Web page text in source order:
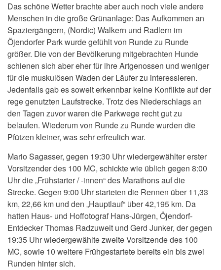
Das schöne Wetter brachte aber auch noch viele andere
Menschen in die große Grünanlage: Das Aufkommen an
Spaziergängern, (Nordic) Walkern und Radlern im
Öjendorfer Park wurde gefühlt von Runde zu Runde
größer. Die von der Bevölkerung mitgebrachten Hunde
schienen sich aber eher für ihre Artgenossen und weniger
für die muskulösen Waden der Läufer zu interessieren.
Jedenfalls gab es soweit erkennbar keine Konflikte auf der
rege genutzten Laufstrecke. Trotz des Niederschlags an
den Tagen zuvor waren die Parkwege recht gut zu
belaufen. Wiederum von Runde zu Runde wurden die
Pfützen kleiner, was sehr erfreulich war.
Mario Sagasser, gegen 19:30 Uhr wiedergewählter erster
Vorsitzender des 100 MC, schickte wie üblich gegen 8:00
Uhr die „Frühstarter / -innen“ des Marathons auf die
Strecke. Gegen 9:00 Uhr starteten die Rennen über 11,33
km, 22,66 km und den „Hauptlauf“ über 42,195 km. Da
hatten Haus- und Hoffotograf Hans-Jürgen, Öjendorf-
Entdecker Thomas Radzuweit und Gerd Junker, der gegen
19:35 Uhr wiedergewählte zweite Vorsitzende des 100
MC, sowie 10 weitere Frühgestartete bereits ein bis zwei
Runden hinter sich.